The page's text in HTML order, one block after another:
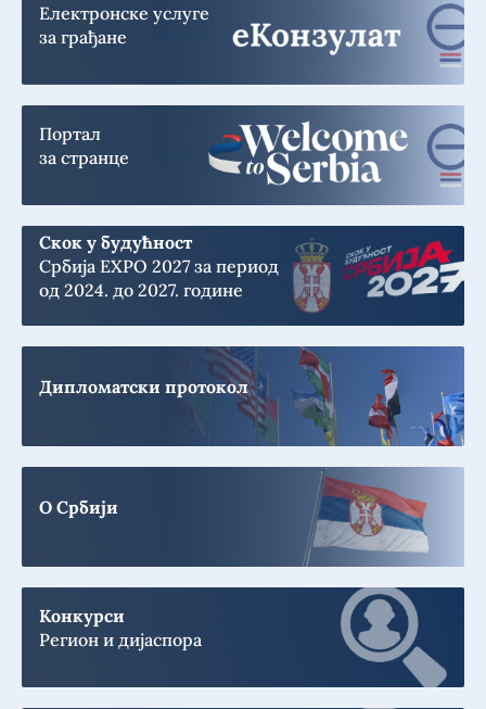
Електронске услуге
за грађане
Портал
за странце
Скок у будућност
Србија EXPO 2027 за период
од 2024. до 2027. године
Дипломатски протокол
О Србији
Конкурси
Регион и дијаспора